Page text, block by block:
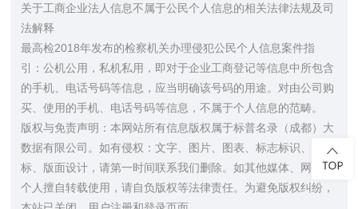
关于工商企业法人信息不属于公民个人信息的相关法律法规及司
法解释
最高检2018年发布的检察机关办理侵犯公民个人信息案件指
引：公机公用，私机私用，即对于企业工商登记等信息中所包含
的手机、电话号码等信息，应当明确该号码的用途。对由公司购
买、使用的手机、电话号码等信息，不属于个人信息的范畴。
版权与免责声明：本网站所有信息版权属于标普名录（成都）大
数据有限公司。如有侵权：文字、图片、图表、标志标识、商
标、版面设计，请第一时间联系我们删除。如其他媒体、网站或
个人擅自转载使用，请自负版权等法律责任。为避免版权纠纷，